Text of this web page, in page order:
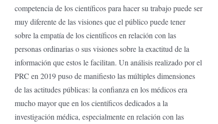
competencia de los científicos para hacer su trabajo puede ser
muy diferente de las visiones que el público puede tener
sobre la empatía de los científicos en relación con las
personas ordinarias o sus visiones sobre la exactitud de la
información que estos le facilitan. Un análisis realizado por el
PRC en 2019 puso de manifiesto las múltiples dimensiones
de las actitudes públicas: la confianza en los médicos era
mucho mayor que en los científicos dedicados a la
investigación médica, especialmente en relación con las